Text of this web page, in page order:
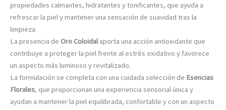
propiedades calmantes, hidratantes y tonificantes, que ayuda a
refrescar la piel y mantener una sensación de suavidad tras la
limpieza.
La presencia de Oro Coloidalaporta una acción antioxidante que
contribuye a proteger la piel frente al estrés oxidativo y favorece
un aspecto más luminoso y revitalizado.
La formulación se completa con una cuidada selección de Esencias
Florales, que proporcionan una experiencia sensorial única y
ayudan a mantener la piel equilibrada, confortable y con un aspecto